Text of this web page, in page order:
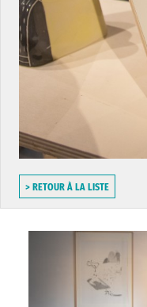
> RETOUR À LA LISTE